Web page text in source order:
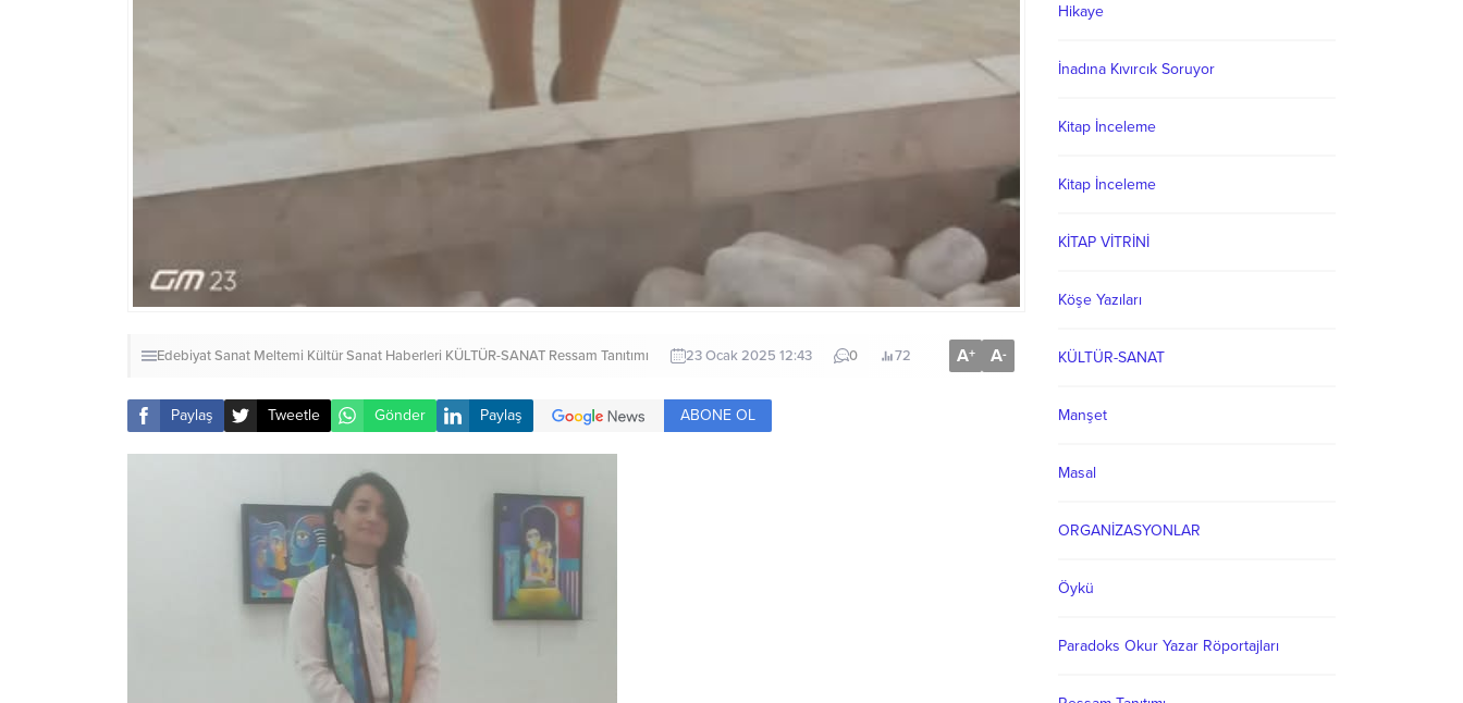
Edebiyat Sanat Meltemi Kültür Sanat Haberleri KÜLTÜR-SANAT Ressam Tanıtımı 23 Ocak 2025 12:43 0 72 A+ A-
Paylaş Tweetle Gönder Paylaş ABONE OL
Hikaye
İnadına Kıvırcık Soruyor
Kitap İnceleme
Kitap İnceleme
KİTAP VİTRİNİ
Köşe Yazıları
KÜLTÜR-SANAT
Manşet
Masal
ORGANİZASYONLAR
Öykü
Paradoks Okur Yazar Röportajları